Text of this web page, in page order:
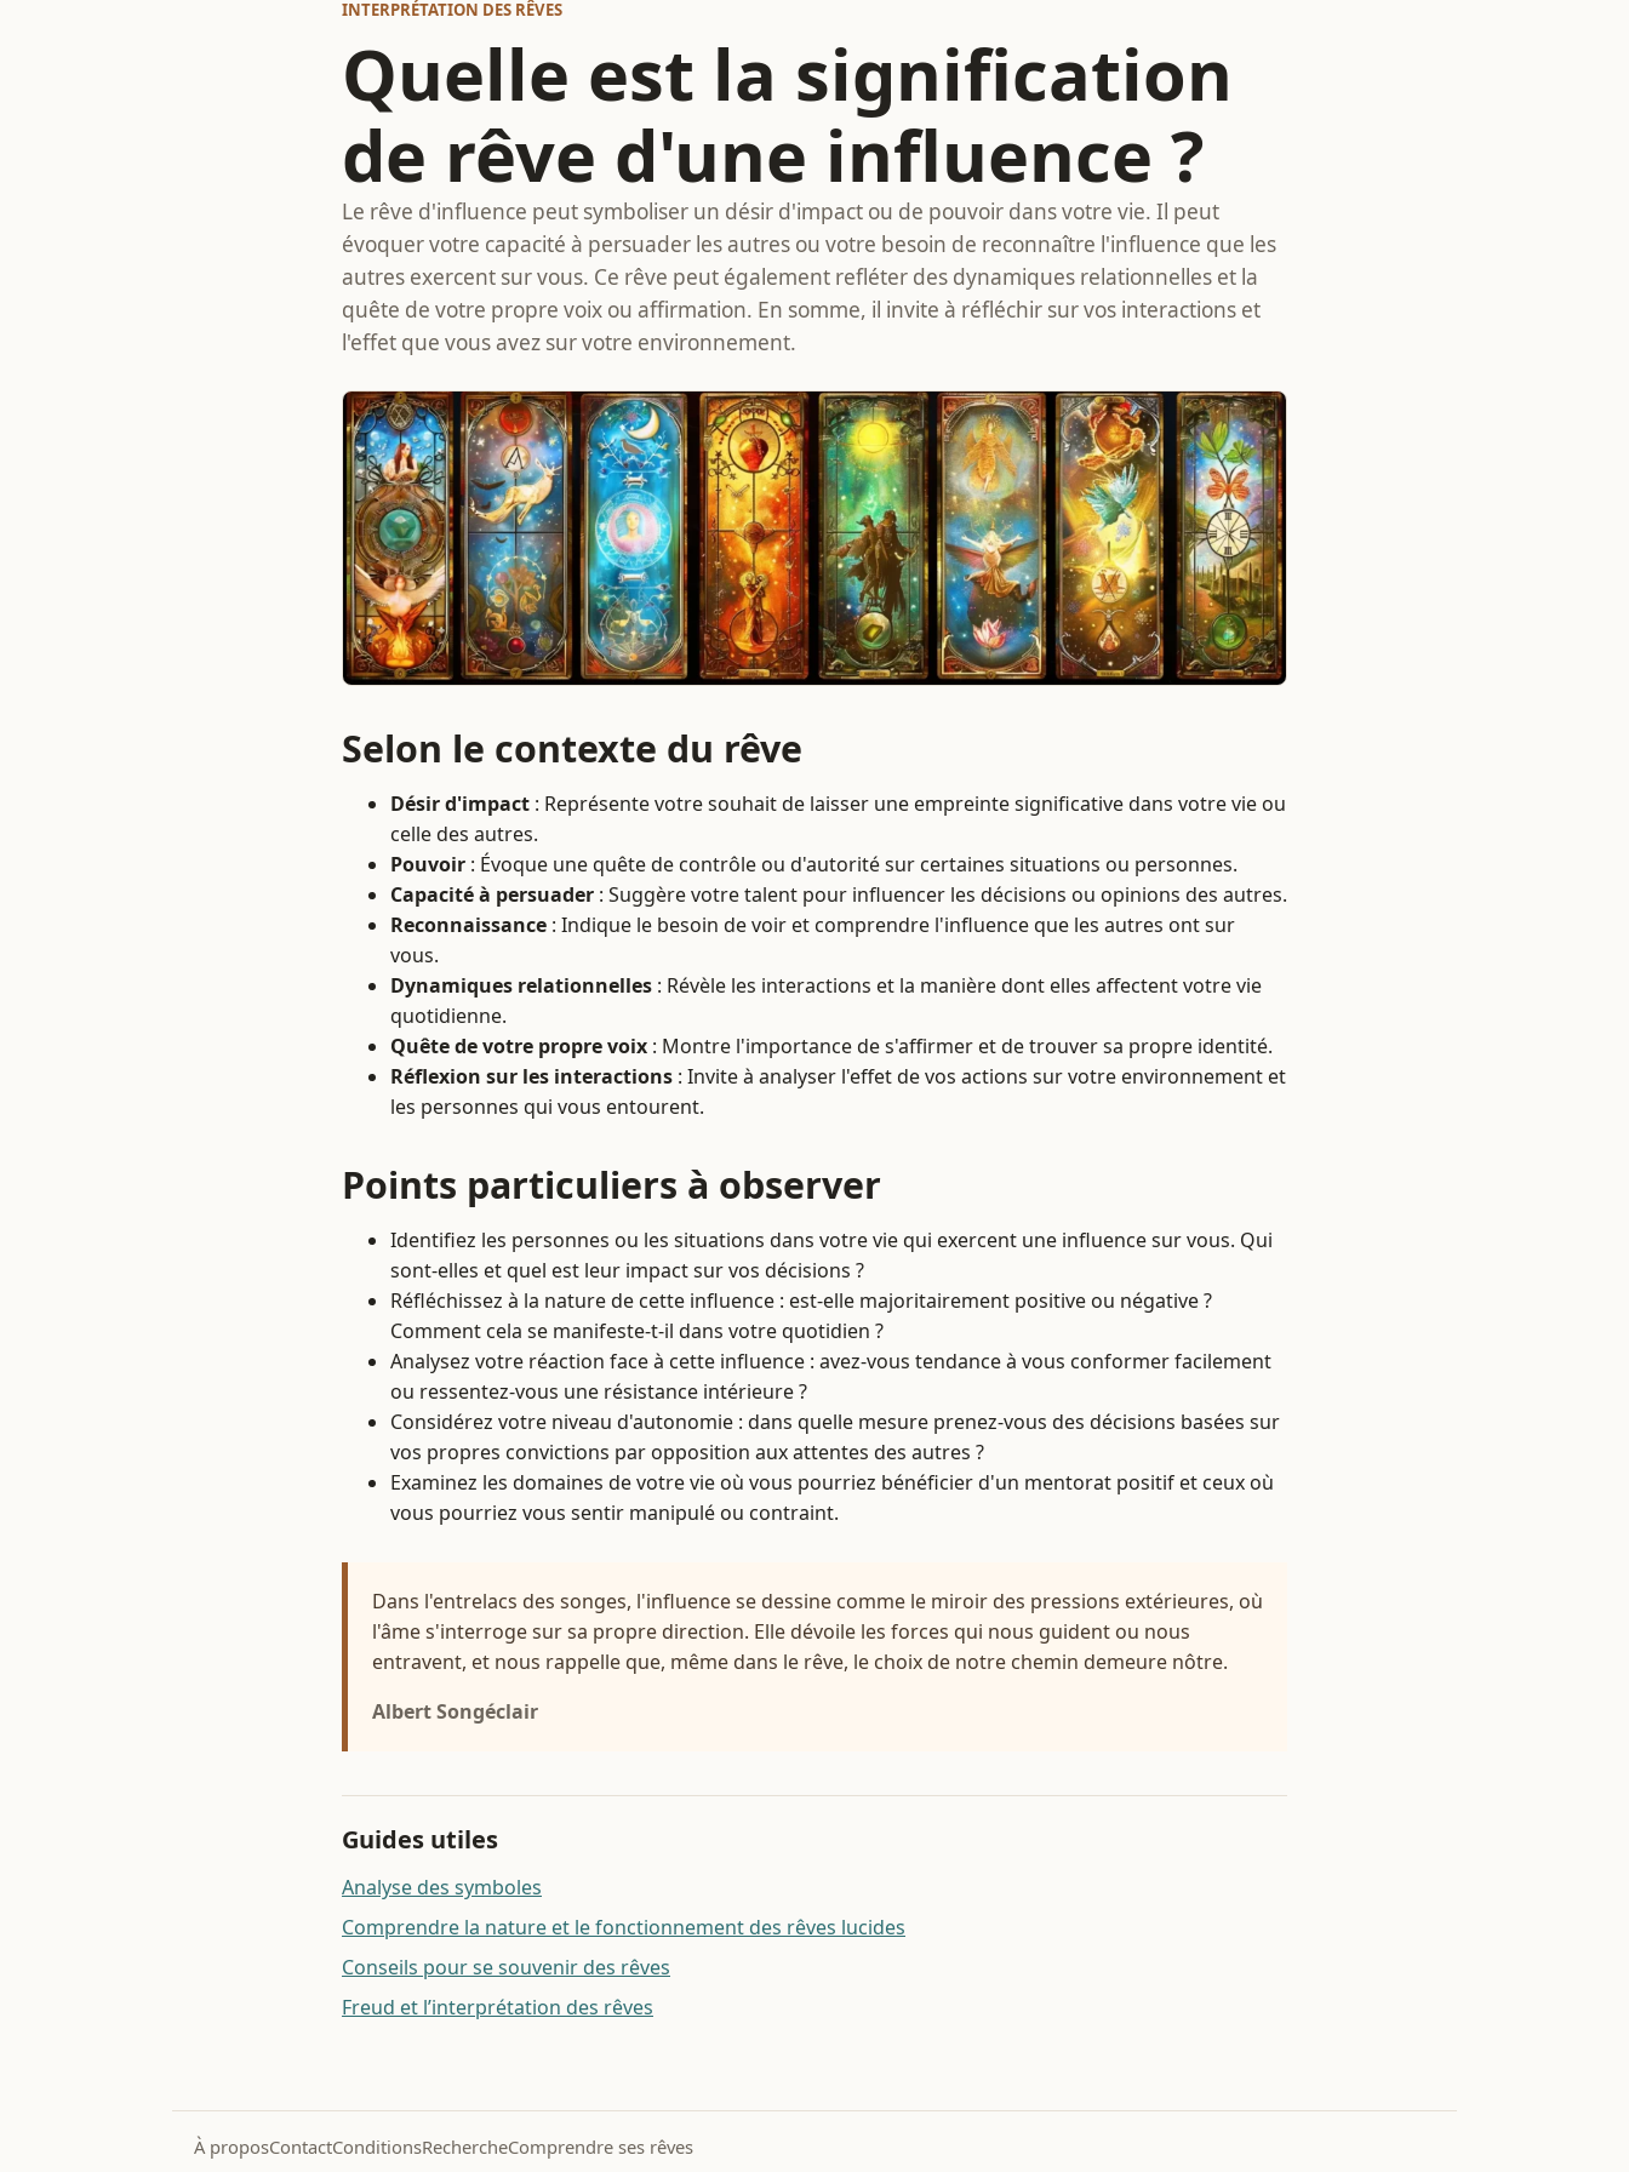
INTERPRÉTATION DES RÊVES
Quelle est la signification
de rêve d'une influence ?
Le rêve d'influence peut symboliser un désir d'impact ou de pouvoir dans votre vie. Il peut
évoquer votre capacité à persuader les autres ou votre besoin de reconnaître l'influence que les
autres exercent sur vous. Ce rêve peut également refléter des dynamiques relationnelles et la
quête de votre propre voix ou affirmation. En somme, il invite à réfléchir sur vos interactions et
l'effet que vous avez sur votre environnement.
Selon le contexte du rêve
Désir d'impact : Représente votre souhait de laisser une empreinte significative dans votre vie ou
celle des autres.
Pouvoir : Évoque une quête de contrôle ou d'autorité sur certaines situations ou personnes.
Capacité à persuader : Suggère votre talent pour influencer les décisions ou opinions des autres.
Reconnaissance : Indique le besoin de voir et comprendre l'influence que les autres ont sur
vous.
Dynamiques relationnelles : Révèle les interactions et la manière dont elles affectent votre vie
quotidienne.
Quête de votre propre voix : Montre l'importance de s'affirmer et de trouver sa propre identité.
Réflexion sur les interactions : Invite à analyser l'effet de vos actions sur votre environnement et
les personnes qui vous entourent.
Points particuliers à observer
Identifiez les personnes ou les situations dans votre vie qui exercent une influence sur vous. Qui
sont-elles et quel est leur impact sur vos décisions ?
Réfléchissez à la nature de cette influence : est-elle majoritairement positive ou négative ?
Comment cela se manifeste-t-il dans votre quotidien ?
Analysez votre réaction face à cette influence : avez-vous tendance à vous conformer facilement
ou ressentez-vous une résistance intérieure ?
Considérez votre niveau d'autonomie : dans quelle mesure prenez-vous des décisions basées sur
vos propres convictions par opposition aux attentes des autres ?
Examinez les domaines de votre vie où vous pourriez bénéficier d'un mentorat positif et ceux où
vous pourriez vous sentir manipulé ou contraint.
Dans l'entrelacs des songes, l'influence se dessine comme le miroir des pressions extérieures, où
l'âme s'interroge sur sa propre direction. Elle dévoile les forces qui nous guident ou nous
entravent, et nous rappelle que, même dans le rêve, le choix de notre chemin demeure nôtre.
Albert Songéclair
Guides utiles
Analyse des symboles
Comprendre la nature et le fonctionnement des rêves lucides
Conseils pour se souvenir des rêves
Freud et l’interprétation des rêves
À proposContactConditionsRechercheComprendre ses rêves